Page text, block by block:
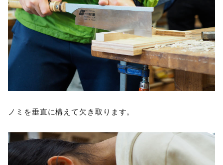
ノミを垂直に構えて欠き取ります。